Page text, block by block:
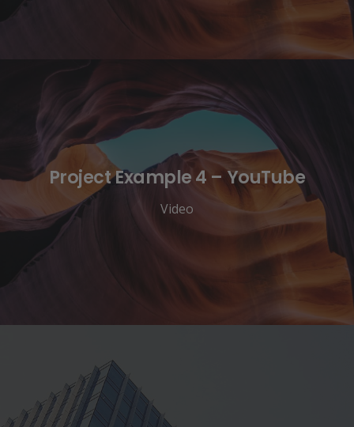
Project Example 4 – YouTube
Video